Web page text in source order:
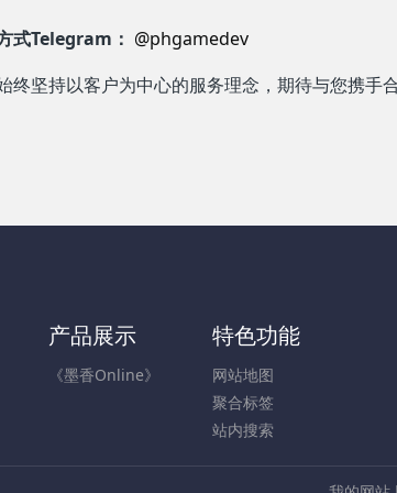
式Telegram： @phgamedev
终坚持以客户为中心的服务理念，期待与您携手
产品展示
《墨香Online》
特色功能
网站地图
聚合标签
站内搜索